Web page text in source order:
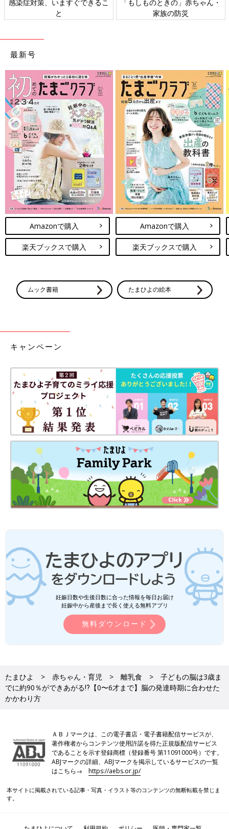
決してせず、できるだけ睡眠はしっかりとることが大事です」
（瀧先生）
また、乳幼児期の脳を育てるために、もうひとつ心がけたいのが
食事です。
「ダイナミックに発達している子どもの脳は、多くのエネルギー
を必要としています。だからといって、カロリーの高いものを食
べさればいいわけではなく、栄養のバランスがとれていることが
大切です。
食後の血糖値が緩やかに上がる食材をとるほうが、エネルギーを
効率的に使うことができ、脳の発達にもいいとわかっています。
甘い菓子パンや砂糖入りシリアルを主食にすると血糖値がすぐ上
がってしまうので、白米など和食中心にするといいでしょう」
（瀧先生）
親が意識したいポジティブ志向
脳を育てるというと習い事や知育おもちゃを与える、などのイメ
ージもありますが、実はこのように親子の愛着形成、睡眠・食事
などの基本的な生活習慣がとても大事です。さらにこの成長の過
程で、脳を育てるために親が意識するといいのが“ポジティブ志
「ほめられると、さまざまな脳の領域に好影響が出ます。乳幼児
期はとくに、飽きっぽくて次々に興味を持つことが変わるもので
とが、知的好奇心を伸ばすことにつながります。
結果に一喜一憂したり、人と比べたりはせず、がんばったプロセ
ばいいんだということを言葉や態度で示す。ポジティブな親の姿
勢は、脳を育てる大事なポイントだと思います」（瀧先生）
お話・監修／瀧靖之（たきやすゆき）先生
取材協力／明治 取材・文／早川奈緒子、ひよこクラブ編集部
最近増えている子どものある特徴。放っ
ておくと、脳の発達や歯並びに影響する
ことも【小児歯科医】
最近、お口がぽかんと開いて口呼吸になってい
る子どもが増えています。口呼吸がくせになっ
てしまうことは、あごの発達や「かむ力」にも
大きく影響するそうです。こどもと女性の歯科
クリニック院長 岡井有子先生に話を聞きまし
「乳幼児期にしっかり愛着形成ができ『自分は愛される存在なん
は習い事などだけではなく、愛情たっぷりのスキンシップやコミ
ュニケーションが大切です。親も楽しみながら親子でいろんなこ
とにチャレンジしてみましょう。
※この記事は、2021年10月初旬に行われたオンラインセミナーの
講演内容をもとに執筆しています。
感染症対策、いますぐできるこ
と
「もしものときの」赤ちゃん・
家族の防災
最新号
Amazonで購入
楽天ブックスで購入
Amazonで購入
楽天ブックスで購入
ムック書籍 たまひよの絵本
キャンペーン
妊娠日数や生後日数に合った情報を毎日お届け
妊娠中から産後まで長く使える無料アプリ
無料ダウンロード
たまひよ 赤ちゃん・育児 離乳食
子どもの脳は3歳ま
でに約90％ができあがる⁉【0〜6才まで】脳の発達時期に合わせた
かかわり方
ＡＢＪマークは、この電子書店・電子書籍配信サービスが、
著作権者からコンテンツ使用許諾を得た正規版配信サービス
であることを示す登録商標（登録番号 第11091000号）です。
ABJマークの詳細、ABJマークを掲示しているサービスの一覧
はこちら→https://aebs.or.jp/
本サイトに掲載されている記事・写真・イラスト等のコンテンツの無断転載を禁じま
す。